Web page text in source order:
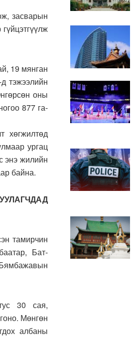
засварын
19 мянган
тэжээлийн
оны
877 га-
хөгжилтөд
ургац
энэ жилийн
байна.
тамирчин
Бат-
30 сая,
Мөнгөн
албаны